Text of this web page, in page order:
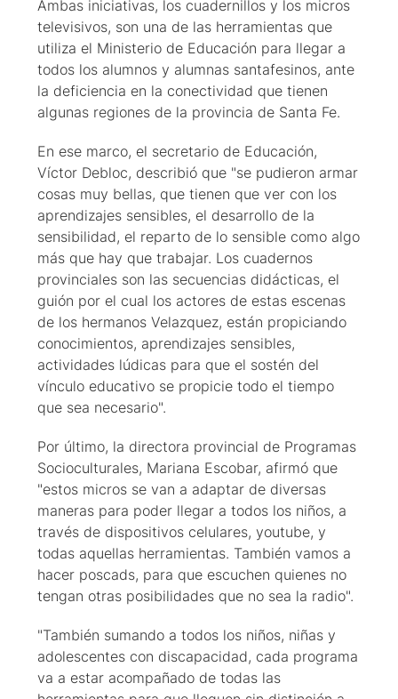
Ambas iniciativas, los cuadernillos y los micros
televisivos, son una de las herramientas que
utiliza el Ministerio de Educación para llegar a
todos los alumnos y alumnas santafesinos, ante
la deficiencia en la conectividad que tienen
algunas regiones de la provincia de Santa Fe.
En ese marco, el secretario de Educación,
Víctor Debloc, describió que "se pudieron armar
cosas muy bellas, que tienen que ver con los
aprendizajes sensibles, el desarrollo de la
sensibilidad, el reparto de lo sensible como algo
más que hay que trabajar. Los cuadernos
provinciales son las secuencias didácticas, el
guión por el cual los actores de estas escenas
de los hermanos Velazquez, están propiciando
conocimientos, aprendizajes sensibles,
actividades lúdicas para que el sostén del
vínculo educativo se propicie todo el tiempo
que sea necesario".
Por último, la directora provincial de Programas
Socioculturales, Mariana Escobar, afirmó que
"estos micros se van a adaptar de diversas
maneras para poder llegar a todos los niños, a
través de dispositivos celulares, youtube, y
todas aquellas herramientas. También vamos a
hacer poscads, para que escuchen quienes no
tengan otras posibilidades que no sea la radio".
"También sumando a todos los niños, niñas y
adolescentes con discapacidad, cada programa
va a estar acompañado de todas las